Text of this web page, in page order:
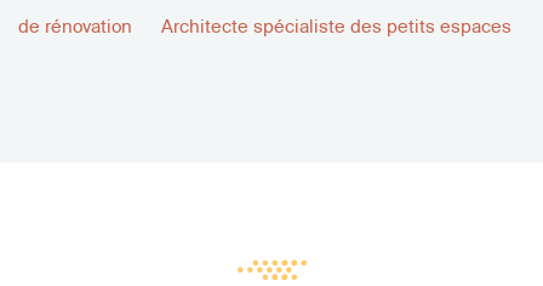
de rénovation
Architecte spécialiste des petits espaces